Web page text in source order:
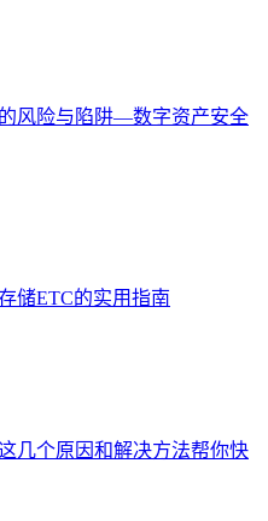
风险与陷阱—数字资产安全
储ETC的实用指南
几个原因和解决方法帮你快